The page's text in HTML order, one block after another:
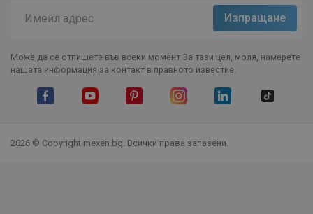
Може да се отпишете във всеки момент.За тази цел, моля, намерете
нашата информация за контакт в правното известие.
2026 © Copyright mexen.bg. Всички права запазени.